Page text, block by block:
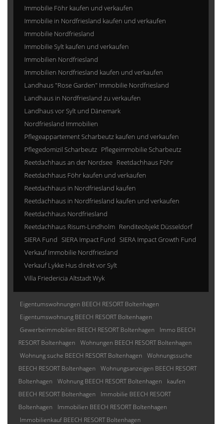
Immobilie Föhr kaufen und verkaufen
Immobilie in Nordfriesland kaufen und verkaufen
Immobilie Nordfriesland
Immobilie Sylt kaufen und verkaufen
Immobilien Nordfriesland
Immobilien Nordfriesland kaufen und verkaufen
Landhaus "Rose Garden" Immobilie Nordfriesland
Landhaus in Nordfriesland zu verkaufen
Landhaus vor Sylt und Dänemark
Nordfriesland Immobilien
Pflegeappartement Scharbeutz kaufen und verkaufen
Pflegedomizil Scharbeutz Pflegeimmobilie Scharbeutz
Reetdachhaus an der Nordsee Reetdachhaus Föhr
Reetdachhaus Föhr kaufen und verkaufen
Reetdachhaus in Nordfriesland kaufen
Reetdachhaus in Nordfriesland kaufen und verkaufen
Reetdachhaus Nordfriesland
Reetdachhaus Risum-Lindholm Renditeobjekt Düsseldorf
SIERA Fund SIERA Impact Fund SIERA Impact Growth Fund
Verkauf Immobilie Nordfriesland
Verkauf Lykke Hus direkt vor Sylt
Villa Friedericia Altstadt Wyk
Eigentumswohnungen BEECH RESORT Boltenhagen
Eigentumswohnung BEECH RESORT Boltenhagen
Gewerbeimmobilien BEECH RESORT Boltenhagen
Immo BEECH
RESORT Boltenhagen
Wohnungen BEECH RESORT Boltenhagen
Wohnung suche BEECH RESORT Boltenhagen
Wohnungssuche
BEECH RESORT Boltenhagen
Wohnungsanzeigen BEECH RESORT
Boltenhagen
Wohnung BEECH RESORT Boltenhagen
kaufen
BEECH RESORT Boltenhagen
Immobilie BEECH RESORT
Boltenhagen
Immobilien BEECH RESORT Boltenhagen
Immobilienkauf BEECH RESORT Boltenhagen